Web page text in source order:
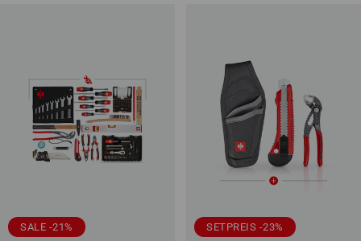
SALE -21% SETPREIS -23%